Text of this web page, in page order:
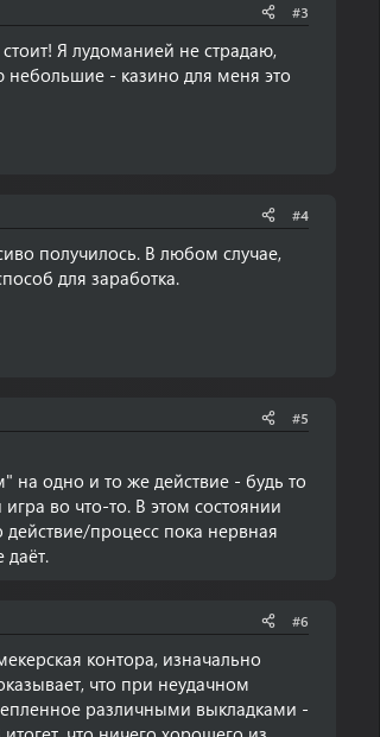
#3
Я лудоманией не страдаю,
- казино для меня это
#4
получилось. В любом случае,
для заработка.
#5
на одно и то же действие - будь то
во что-то. В этом состоянии
процесс пока нервная
даёт.
#6
контора, изначально
что при неудачном
различными выкладками -